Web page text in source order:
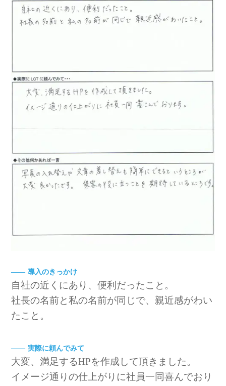
導入のきっかけ
自社の近くにあり、便利だったこと。
社長の名前と私の名前が同じで、親近感がわい
たこと。
実際に頼んでみて
大変、満足するHPを作成して頂きました。
イメージ通りの仕上がりに社員一同喜んでおり